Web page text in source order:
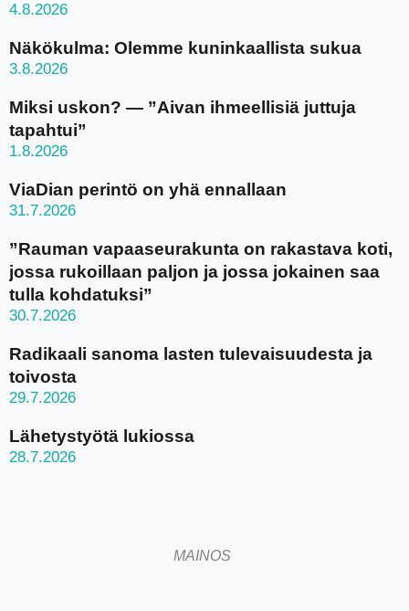
4.8.2026
Näkökulma: Olemme kuninkaallista sukua
3.8.2026
Miksi uskon? — ”Aivan ihmeellisiä juttuja
tapahtui”
1.8.2026
ViaDian perintö on yhä ennallaan
31.7.2026
”Rauman vapaaseurakunta on rakastava koti,
jossa rukoillaan paljon ja jossa jokainen saa
tulla kohdatuksi”
30.7.2026
Radikaali sanoma lasten tulevaisuudesta ja
toivosta
29.7.2026
Lähetystyötä lukiossa
28.7.2026
MAINOS